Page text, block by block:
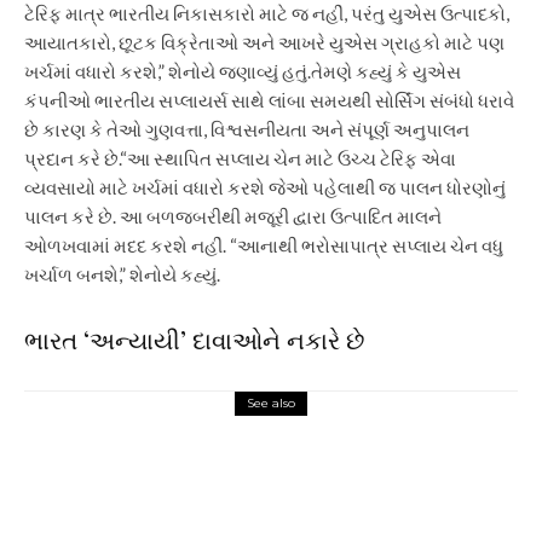
ટેરિફ માત્ર ભારતીય નિકાસકારો માટે જ નહીં, પરંતુ યુએસ ઉત્પાદકો,
આયાતકારો, છૂટક વિક્રેતાઓ અને આખરે યુએસ ગ્રાહકો માટે પણ
ખર્ચમાં વધારો કરશે,” શેનોયે જણાવ્યું હતું.તેમણે કહ્યું કે યુએસ
કંપનીઓ ભારતીય સપ્લાયર્સ સાથે લાંબા સમયથી સોર્સિંગ સંબંધો ધરાવે
છે કારણ કે તેઓ ગુણવત્તા, વિશ્વસનીયતા અને સંપૂર્ણ અનુપાલન
પ્રદાન કરે છે.“આ સ્થાપિત સપ્લાય ચેન માટે ઉચ્ચ ટેરિફ એવા
વ્યવસાયો માટે ખર્ચમાં વધારો કરશે જેઓ પહેલાથી જ પાલન ધોરણોનું
પાલન કરે છે. આ બળજબરીથી મજૂરી દ્વારા ઉત્પાદિત માલને
ઓળખવામાં મદદ કરશે નહીં. “આનાથી ભરોસાપાત્ર સપ્લાય ચેન વધુ
ખર્ચાળ બનશે,” શેનોયે કહ્યું.
ભારત ‘અન્યાયી’ દાવાઓને નકારે છે
See also